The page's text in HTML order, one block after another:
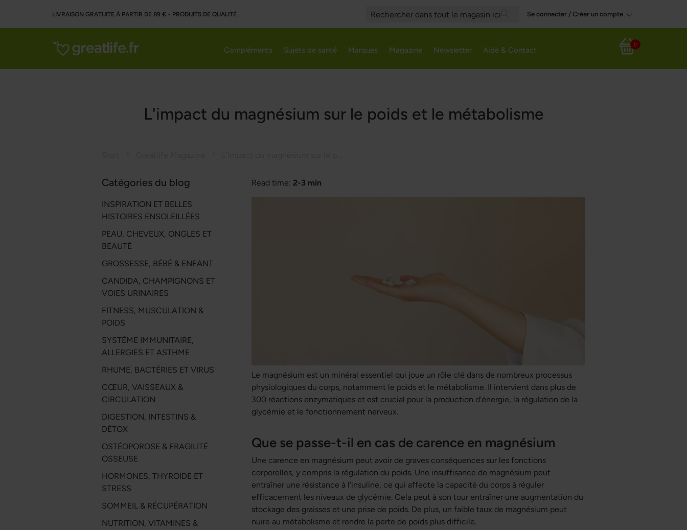
LIVRAISON GRATUITE À PARTIR DE 89 € • PRODUITS DE QUALITÉ
Search
Se connecter / Créer un compte
Panier
0
Compléments Sujets de santé Marques Magazine Newsletter Aide & Contact
L'impact du magnésium sur le poids et le métabolisme
Read time: 2-3 min
Le magnésium est un minéral essentiel qui joue un rôle clé dans de nombreux processus
physiologiques du corps, notamment le poids et le métabolisme. Il intervient dans plus de
300 réactions enzymatiques et est crucial pour la production d'énergie, la régulation de la
glycémie et le fonctionnement nerveux.
Que se passe-t-il en cas de carence en magnésium
Une carence en magnésium peut avoir de graves conséquences sur les fonctions
corporelles, y compris la régulation du poids. Une insuffisance de magnésium peut
entraîner une résistance à l'insuline, ce qui affecte la capacité du corps à réguler
efficacement les niveaux de glycémie. Cela peut à son tour entraîner une augmentation du
stockage des graisses et une prise de poids. De plus, un faible taux de magnésium peut
nuire au métabolisme et rendre la perte de poids plus difficile.
Catégories du blog
INSPIRATION ET BELLES
HISTOIRES ENSOLEILLÉES
PEAU, CHEVEUX, ONGLES ET
BEAUTÉ
GROSSESSE, BÉBÉ & ENFANT
CANDIDA, CHAMPIGNONS ET
VOIES URINAIRES
FITNESS, MUSCULATION &
POIDS
SYSTÈME IMMUNITAIRE,
ALLERGIES ET ASTHME
RHUME, BACTÉRIES ET VIRUS
CŒUR, VAISSEAUX &
CIRCULATION
DIGESTION, INTESTINS &
DÉTOX
OSTÉOPOROSE & FRAGILITÉ
OSSEUSE
HORMONES, THYROÏDE ET
STRESS
SOMMEIL & RÉCUPÉRATION
NUTRITION, VITAMINES &